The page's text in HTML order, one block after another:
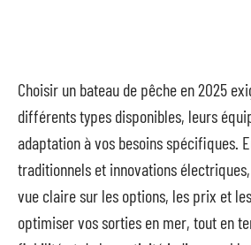
Choisir un bateau de pêche en 2025
différents types disponibles, leurs
adaptation à vos besoins spécifiques.
traditionnels et innovations
vue claire sur les options, les prix et
optimiser vos sorties en mer, tout en